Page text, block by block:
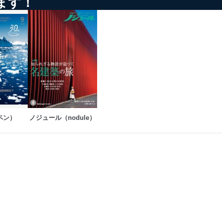
容のご案内のため
広告に関するご案内のため
） ノジュール（nodule）